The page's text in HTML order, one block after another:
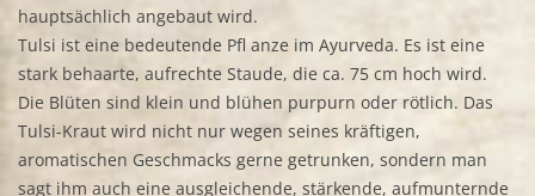
hauptsächlich angebaut wird.
Tulsi ist eine bedeutende Pfl anze im Ayurveda. Es ist eine
stark behaarte, aufrechte Staude, die ca. 75 cm hoch wird.
Die Blüten sind klein und blühen purpurn oder rötlich. Das
Tulsi-Kraut wird nicht nur wegen seines kräftigen,
aromatischen Geschmacks gerne getrunken, sondern man
sagt ihm auch eine ausgleichende, stärkende, aufmunternde